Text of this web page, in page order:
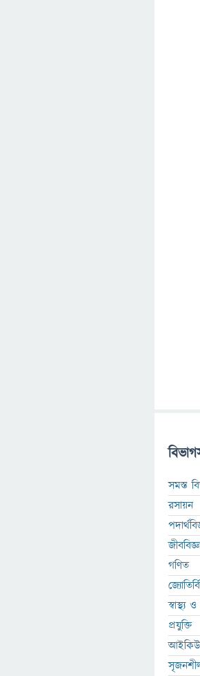
সমস্ত
রসায়ন
গণিত
স্বাস্থ্য
প্রযুক্তি
আইকিউ